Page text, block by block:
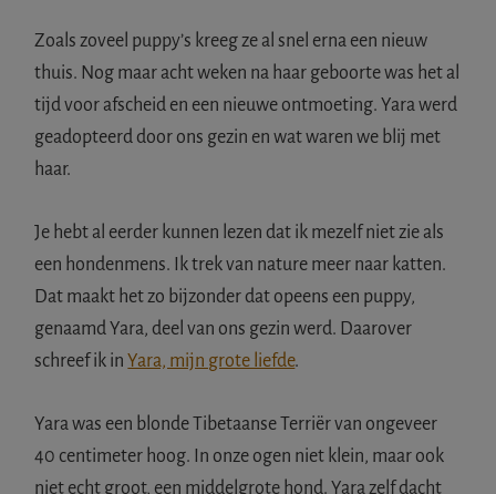
Zoals zoveel puppy’s kreeg ze al snel erna een nieuw
thuis. Nog maar acht weken na haar geboorte was het al
tijd voor afscheid en een nieuwe ontmoeting. Yara werd
geadopteerd door ons gezin en wat waren we blij met
haar.
Je hebt al eerder kunnen lezen dat ik mezelf niet zie als
een hondenmens. Ik trek van nature meer naar katten.
Dat maakt het zo bijzonder dat opeens een puppy,
genaamd Yara, deel van ons gezin werd. Daarover
schreef ik inYara, mijn grote liefde.
Yara was een blonde Tibetaanse Terriër van ongeveer
40 centimeter hoog. In onze ogen niet klein, maar ook
niet echt groot, een middelgrote hond. Yara zelf dacht